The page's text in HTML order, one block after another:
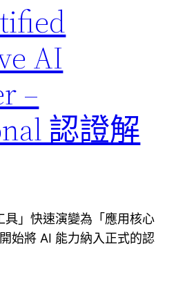
AI
–
認證解
具」快速演變為「應用核心
始將 AI 能力納入正式的認